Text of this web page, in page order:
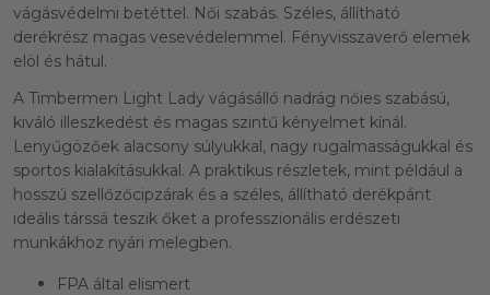
vágásvédelmi betéttel. Női szabás. Széles, állítható
derékrész magas vesevédelemmel. Fényvisszaverő elemek
elöl és hátul.
A Timbermen Light Lady vágásálló nadrág nőies szabású,
kiváló illeszkedést és magas szintű kényelmet kínál.
Lenyűgözőek alacsony súlyukkal, nagy rugalmasságukkal és
sportos kialakításukkal. A praktikus részletek, mint például a
hosszú szellőzőcipzárak és a széles, állítható derékpánt
ideális társsá teszik őket a professzionális erdészeti
munkákhoz nyári melegben.
FPA által elismert